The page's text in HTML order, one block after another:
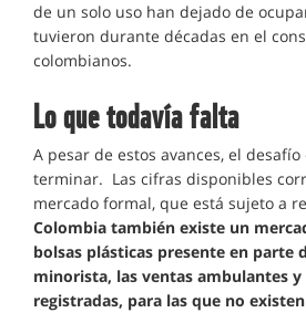
de un solo uso han dejado de
tuvieron durante décadas en el
colombianos.
Lo que todavía falta
A pesar de estos avances, el
terminar. Las cifras disponibles
mercado formal, que está sujeto a
Colombia también existe un
bolsas plásticas presente en parte
minorista, las ventas ambulantes
registradas, para las que no